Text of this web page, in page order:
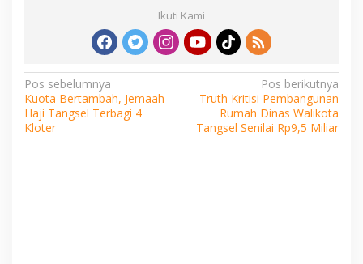
Ikuti Kami
Navigasi
pos
Pos sebelumnya
Kuota Bertambah, Jemaah
Haji Tangsel Terbagi 4
Kloter
Pos berikutnya
Truth Kritisi Pembangunan
Rumah Dinas Walikota
Tangsel Senilai Rp9,5 Miliar